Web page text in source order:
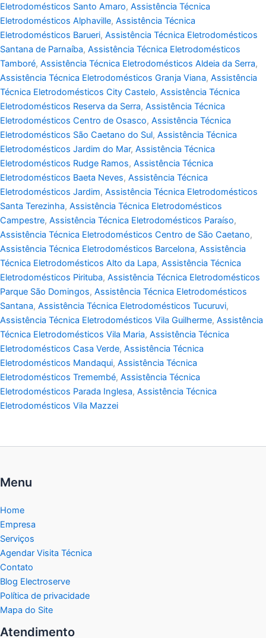
Eletrodomésticos Santo Amaro, Assistência Técnica
Eletrodomésticos Alphaville, Assistência Técnica
Eletrodomésticos Barueri, Assistência Técnica Eletrodomésticos
Santana de Parnaíba, Assistência Técnica Eletrodomésticos
Tamboré, Assistência Técnica Eletrodomésticos Aldeia da Serra,
Assistência Técnica Eletrodomésticos Granja Viana, Assistência
Técnica Eletrodomésticos City Castelo, Assistência Técnica
Eletrodomésticos Reserva da Serra, Assistência Técnica
Eletrodomésticos Centro de Osasco, Assistência Técnica
Eletrodomésticos São Caetano do Sul, Assistência Técnica
Eletrodomésticos Jardim do Mar, Assistência Técnica
Eletrodomésticos Rudge Ramos, Assistência Técnica
Eletrodomésticos Baeta Neves, Assistência Técnica
Eletrodomésticos Jardim, Assistência Técnica Eletrodomésticos
Santa Terezinha, Assistência Técnica Eletrodomésticos
Campestre, Assistência Técnica Eletrodomésticos Paraíso,
Assistência Técnica Eletrodomésticos Centro de São Caetano,
Assistência Técnica Eletrodomésticos Barcelona, Assistência
Técnica Eletrodomésticos Alto da Lapa, Assistência Técnica
Eletrodomésticos Pirituba, Assistência Técnica Eletrodomésticos
Parque São Domingos, Assistência Técnica Eletrodomésticos
Santana, Assistência Técnica Eletrodomésticos Tucuruvi,
Assistência Técnica Eletrodomésticos Vila Guilherme, Assistência
Técnica Eletrodomésticos Vila Maria, Assistência Técnica
Eletrodomésticos Casa Verde, Assistência Técnica
Eletrodomésticos Mandaqui, Assistência Técnica
Eletrodomésticos Tremembé, Assistência Técnica
Eletrodomésticos Parada Inglesa, Assistência Técnica
Eletrodomésticos Vila Mazzei
Menu
Home
Empresa
Serviços
Agendar Visita Técnica
Contato
Blog Electroserve
Política de privacidade
Mapa do Site
Atendimento